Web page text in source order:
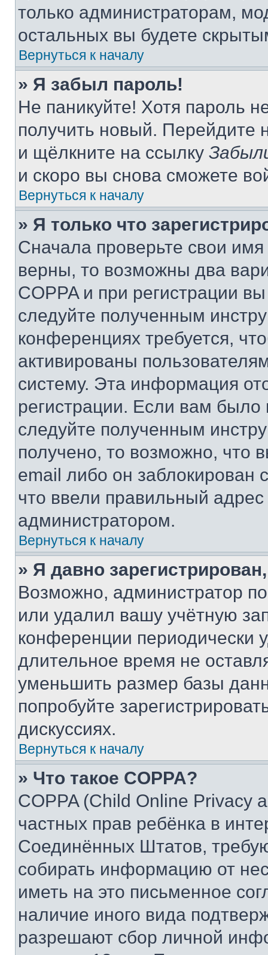
только администраторам,
остальных вы будете
Вернуться к началу
» Я забыл пароль!
Не паникуйте! Хотя пароль
получить новый. Перейдите
и щёлкните на ссылку
и скоро вы снова сможете
Вернуться к началу
» Я только что
Сначала проверьте свои
верны, то возможны два
COPPA и при регистрации
следуйте полученным
конференциях требуется,
активированы
систему. Эта информация
регистрации. Если вам
следуйте полученным
получено, то возможно, что
email либо он
что ввели правильный адрес
администратором.
Вернуться к началу
» Я давно
Возможно, администратор
или удалил вашу учётную
конференции периодически
длительное время не
уменьшить размер базы
попробуйте
дискуссиях.
Вернуться к началу
» Что такое COPPA?
COPPA (Child Online Privacy
частных прав ребёнка в
Соединённых Штатов,
собирать информацию от
иметь на это письменное
наличие иного вида
разрешают сбор личной